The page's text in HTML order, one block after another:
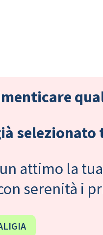
attimo la
serenità i